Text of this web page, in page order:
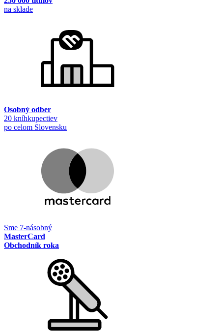
na sklade
Osobný odber
20 kníhkupectiev
po celom Slovensku
Sme 7-násobný
MasterCard
Obchodník roka